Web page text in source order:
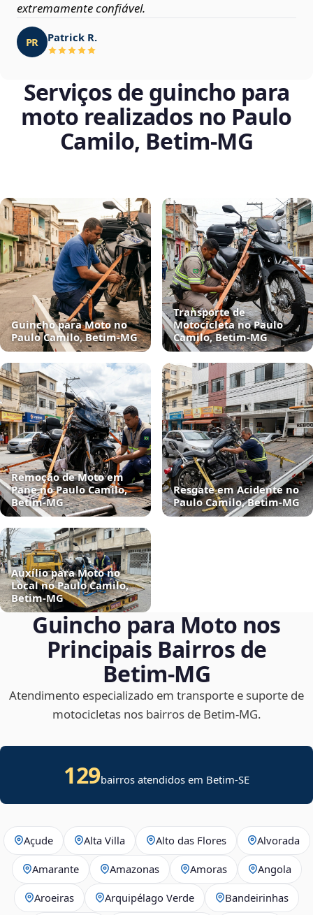
extremamente confiável.
PR Patrick R.
Serviços de guincho para
moto realizados no Paulo
Camilo, Betim‑MG
Guincho para Moto no
Paulo Camilo, Betim‑MG
Transporte de
Motocicleta no Paulo
Camilo, Betim‑MG
Remoção de Moto em
Pane no Paulo Camilo,
Betim‑MG
Resgate em Acidente no
Paulo Camilo, Betim‑MG
Auxílio para Moto no
Local no Paulo Camilo,
Betim‑MG
Guincho para Moto nos
Principais Bairros de
Betim‑MG
Atendimento especializado em transporte e suporte de
motocicletas nos bairros de Betim‑MG.
129bairros atendidos em Betim-SE
Açude Alta Villa Alto das Flores Alvorada
Amarante Amazonas Amoras Angola
Aroeiras Arquipélago Verde Bandeirinhas